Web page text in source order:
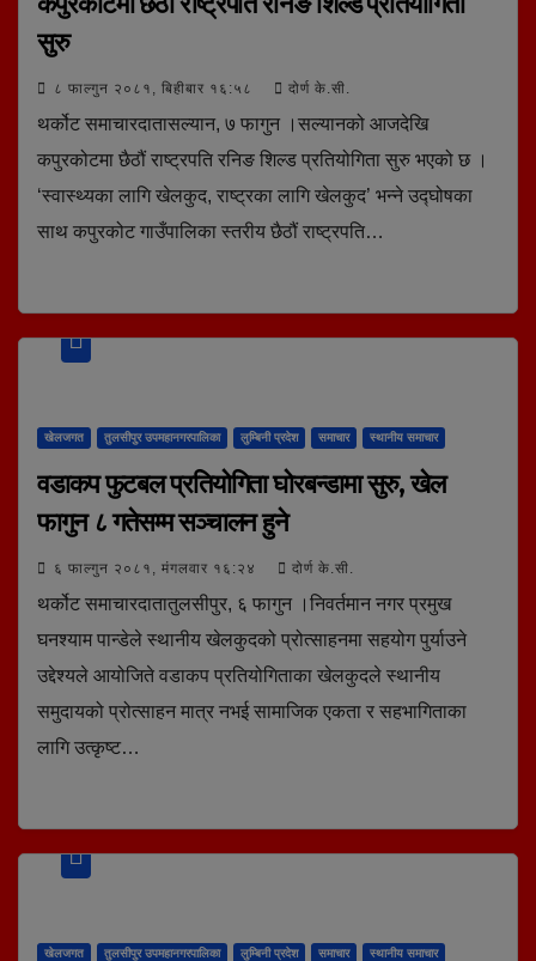
सुरु
८ फाल्गुन २०८१, बिहीबार १६:५८ दोर्ण के.सी.
थर्कोट समाचारदातासल्यान, ७ फागुन ।सल्यानको आजदेखि
कपुरकोटमा छैठौं राष्ट्रपति रनिङ शिल्ड प्रतियोगिता सुरु भएको छ ।
‘स्वास्थ्यका लागि खेलकुद, राष्ट्रका लागि खेलकुद’ भन्ने उद्घोषका
साथ कपुरकोट गाउँपालिका स्तरीय छैठौं राष्ट्रपति…
खेलजगत तुलसीपुर उपमहानगरपालिका लुम्बिनी प्रदेश समाचार स्थानीय समाचार
वडाकप फुटबल प्रतियोगिता घोरबन्डामा सुरु, खेल
फागुन ८ गतेसम्म सञ्चालन हुने
६ फाल्गुन २०८१, मंगलवार १६:२४ दोर्ण के.सी.
थर्कोट समाचारदातातुलसीपुर, ६ फागुन ।निवर्तमान नगर प्रमुख
घनश्याम पान्डेले स्थानीय खेलकुदको प्रोत्साहनमा सहयोग पुर्याउने
उद्देश्यले आयोजिते वडाकप प्रतियोगिताका खेलकुदले स्थानीय
समुदायको प्रोत्साहन मात्र नभई सामाजिक एकता र सहभागिताका
लागि उत्कृष्ट…
खेलजगत तुलसीपुर उपमहानगरपालिका लुम्बिनी प्रदेश समाचार स्थानीय समाचार